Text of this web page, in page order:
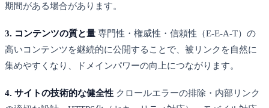
期間がある場合があります。
3. コンテンツの質と量 専門性・権威性・信頼性（E-E-A-T）の
高いコンテンツを継続的に公開することで、被リンクを自然に
集めやすくなり、ドメインパワーの向上につながります。
4. サイトの技術的な健全性 クロールエラーの排除・内部リンク